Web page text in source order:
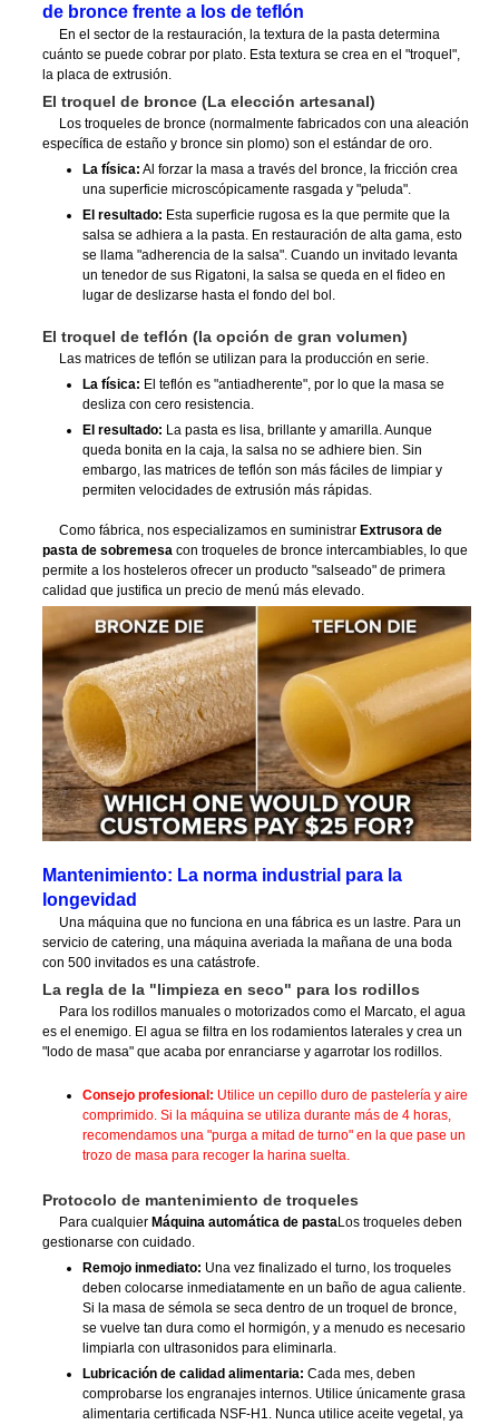
de bronce frente a los de teflón
En el sector de la restauración, la textura de la pasta determina
cuánto se puede cobrar por plato. Esta textura se crea en el "troquel",
la placa de extrusión.
El troquel de bronce (La elección artesanal)
Los troqueles de bronce (normalmente fabricados con una aleación
específica de estaño y bronce sin plomo) son el estándar de oro.
La física: Al forzar la masa a través del bronce, la fricción crea
una superficie microscópicamente rasgada y "peluda".
El resultado: Esta superficie rugosa es la que permite que la
salsa se adhiera a la pasta. En restauración de alta gama, esto
se llama "adherencia de la salsa". Cuando un invitado levanta
un tenedor de sus Rigatoni, la salsa se queda en el fideo en
lugar de deslizarse hasta el fondo del bol.
El troquel de teflón (la opción de gran volumen)
Las matrices de teflón se utilizan para la producción en serie.
La física: El teflón es "antiadherente", por lo que la masa se
desliza con cero resistencia.
El resultado: La pasta es lisa, brillante y amarilla. Aunque
queda bonita en la caja, la salsa no se adhiere bien. Sin
embargo, las matrices de teflón son más fáciles de limpiar y
permiten velocidades de extrusión más rápidas.
Como fábrica, nos especializamos en suministrar Extrusora de
pasta de sobremesacon troqueles de bronce intercambiables, lo que
permite a los hosteleros ofrecer un producto "salseado" de primera
calidad que justifica un precio de menú más elevado.
Mantenimiento: La norma industrial para la
longevidad
Una máquina que no funciona en una fábrica es un lastre. Para un
servicio de catering, una máquina averiada la mañana de una boda
con 500 invitados es una catástrofe.
La regla de la "limpieza en seco" para los rodillos
Para los rodillos manuales o motorizados como el Marcato, el agua
es el enemigo. El agua se filtra en los rodamientos laterales y crea un
"lodo de masa" que acaba por enranciarse y agarrotar los rodillos.
Consejo profesional: Utilice un cepillo duro de pastelería y aire
comprimido. Si la máquina se utiliza durante más de 4 horas,
recomendamos una "purga a mitad de turno" en la que pase un
trozo de masa para recoger la harina suelta.
Protocolo de mantenimiento de troqueles
Para cualquier Máquina automática de pastaLos troqueles deben
gestionarse con cuidado.
Remojo inmediato: Una vez finalizado el turno, los troqueles
deben colocarse inmediatamente en un baño de agua caliente.
Si la masa de sémola se seca dentro de un troquel de bronce,
se vuelve tan dura como el hormigón, y a menudo es necesario
limpiarla con ultrasonidos para eliminarla.
Lubricación de calidad alimentaria: Cada mes, deben
comprobarse los engranajes internos. Utilice únicamente grasa
alimentaria certificada NSF-H1. Nunca utilice aceite vegetal, ya